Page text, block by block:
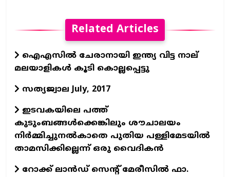
Related Articles
ഐഎസില്‍ ചേരാനായി ഇന്ത്യ വിട്ട നാല്
മലയാളികള്‍ കൂടി കൊല്ലപ്പെട്ടു
സത്യജ്വാല July, 2017
ഇടവകയിലെ പത്ത്
കുടുംബങ്ങള്‍ക്കെങ്കിലും ശൗചാലയം
നിര്‍മ്മിച്ചുനല്‍കാതെ പുതിയ പള്ളിമേടയില്‍
താമസിക്കില്ലെന്ന് ഒരു വൈദികന്‍
റോക്ക് ലാന്‍ഡ് സെന്റ് മേരീസില്‍ ഫാ.